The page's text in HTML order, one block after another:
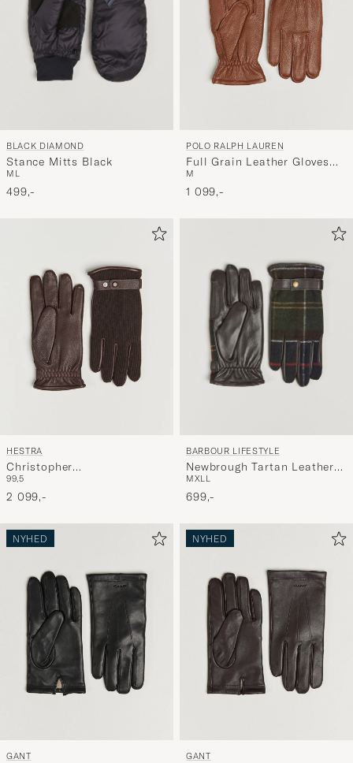
BLACK DIAMOND
Stance Mitts Black
M L
499,-
POLO RALPH LAUREN
Full Grain Leather Gloves
Caramel
M
1 099,-
HESTRA
Christopher
Cashmere/Elkskin Glove
Espresso
99,5
2 099,-
BARBOUR LIFESTYLE
Newbrough Tartan Leather
Gloves Classic Tartan
MXLL
699,-
NYHED
GANT
NYHED
GANT